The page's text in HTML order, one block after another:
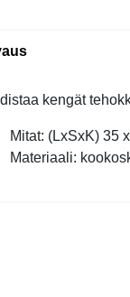
kengät
Mitat: (LxSxK) 35
Materiaali: